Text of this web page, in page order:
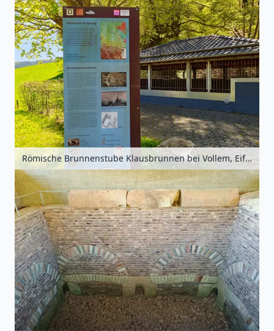
Römische Brunnenstube Klausbrunnen bei Vollem, Eifel, Nordrhein-Westfalen, Deutschland